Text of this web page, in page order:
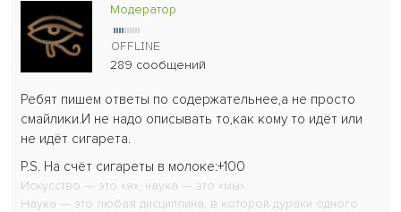
Модератор
289 сообщений
Ребят пишем ответы по содержательнее,а не просто
смайлики.И не надо описывать то,как кому то идёт или
не идёт сигарета.
P.S. На счёт сигареты в молоке:+100
Искусство — это «я»; наука — это «мы».
Наука — это любая дисциплина, в которой дураки одного